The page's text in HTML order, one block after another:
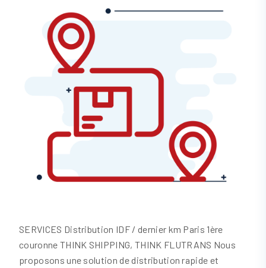
SERVICES Distribution IDF / dernier km Paris 1ère
couronne THINK SHIPPING, THINK FLUTRANS Nous
proposons une solution de distribution rapide et